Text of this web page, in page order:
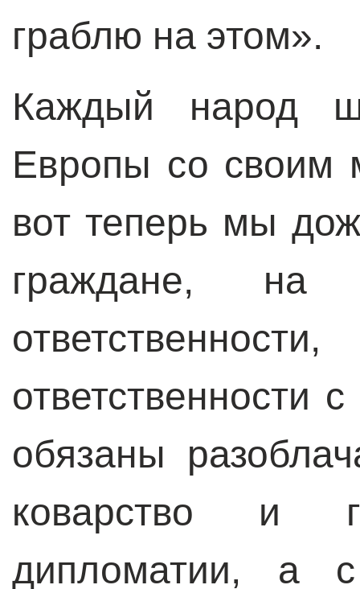
граблю на этом».
Каждый народ
Европы со своим
вот теперь мы
граждане,
ответственности
обязаны
коварство и
дипломатии, а